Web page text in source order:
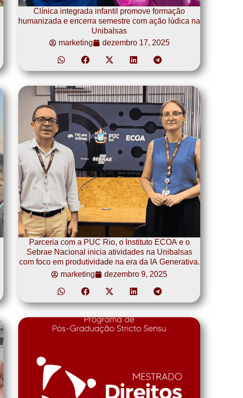
Clínica integrada infantil promove formação
humanizada e encerra semestre com ação lúdica na
Unibalsas
marketing
dezembro 17, 2025
Parceria com a PUC Rio, o Instituto ECOA e o
Sebrae Nacional inicia atividades na Unibalsas
com foco em produtividade na era da IA Generativa.
marketing
dezembro 9, 2025